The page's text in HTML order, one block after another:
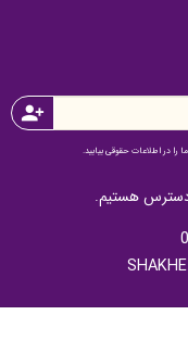
person_add
را در اطلاعات حقوقی بیابید.